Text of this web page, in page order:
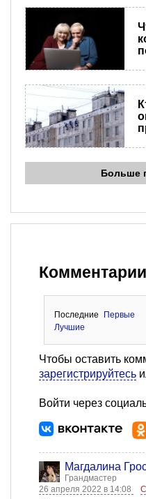
Больше
Последние
Первые
Лучшие
Чтобы оставить
зарегистрируйтесь
Войти через
Магдалина
Грандмастер
26 апреля 2022 в 14:08